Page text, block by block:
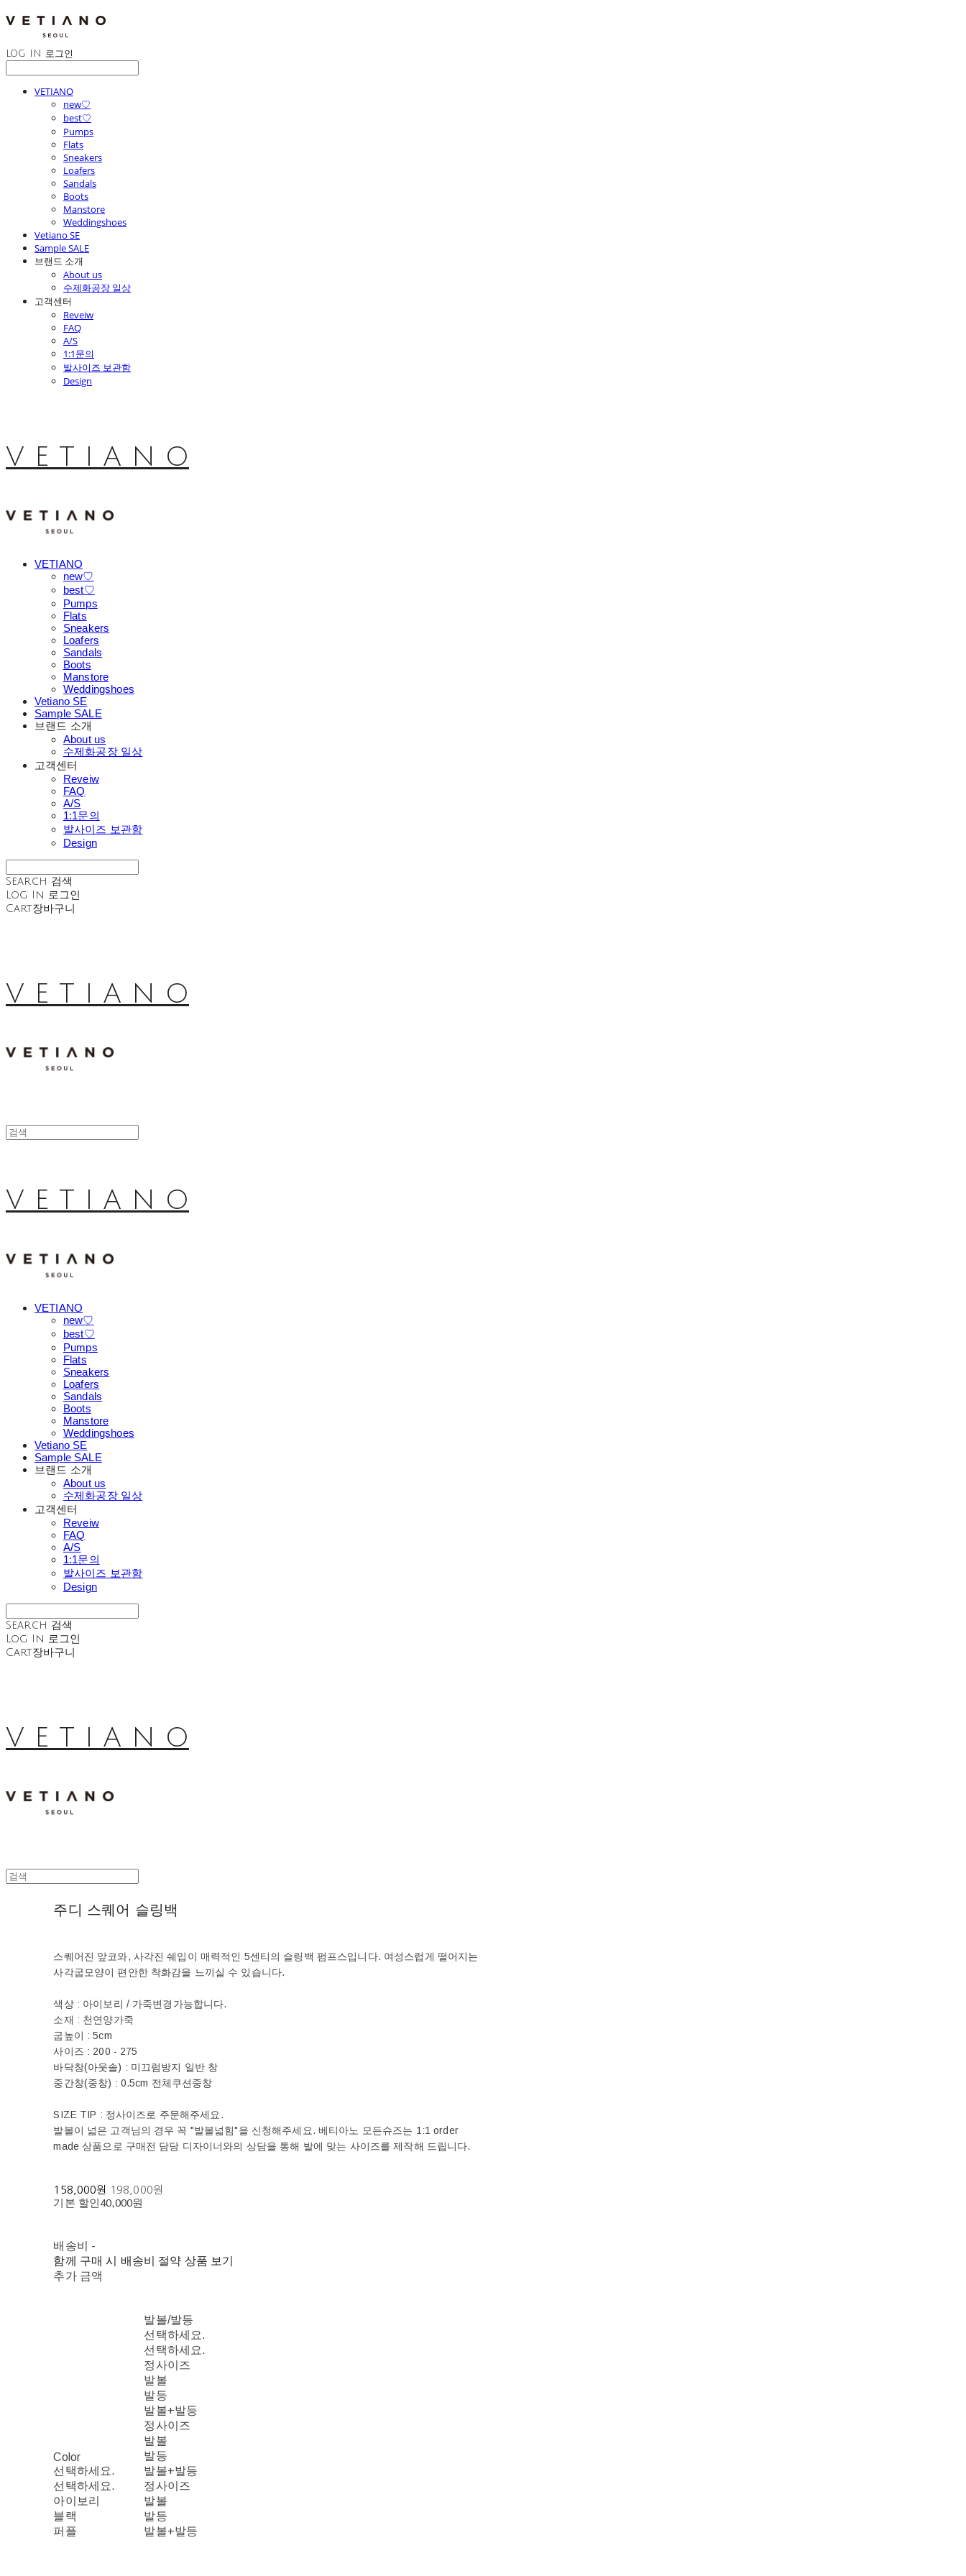
LOG IN 로그인
VETIANO
new♡
best♡
Pumps
Flats
Sneakers
Loafers
Sandals
Boots
Manstore
Weddingshoes
Vetiano SE
Sample SALE
브랜드 소개
About us
수제화공장 일상
고객센터
Reveiw
FAQ
A/S
1:1문의
발사이즈 보관함
Design
V E T I A N O
VETIANO
new♡
best♡
Pumps
Flats
Sneakers
Loafers
Sandals
Boots
Manstore
Weddingshoes
Vetiano SE
Sample SALE
브랜드 소개
About us
수제화공장 일상
고객센터
Reveiw
FAQ
A/S
1:1문의
발사이즈 보관함
Design
Search 검색
Log In 로그인
Cart장바구니
V E T I A N O
V E T I A N O
VETIANO
new♡
best♡
Pumps
Flats
Sneakers
Loafers
Sandals
Boots
Manstore
Weddingshoes
Vetiano SE
Sample SALE
브랜드 소개
About us
수제화공장 일상
고객센터
Reveiw
FAQ
A/S
1:1문의
발사이즈 보관함
Design
Search 검색
Log In 로그인
Cart장바구니
V E T I A N O
주디 스퀘어 슬링백
스퀘어진 앞코와, 사각진 쉐입이 매력적인 5센티의 슬링백 펌프스입니다. 여성스럽게 떨어지는
사각굽모양이 편안한 착화감을 느끼실 수 있습니다.
색상 : 아이보리 / 가죽변경가능합니다.
소재 : 천연양가죽
굽높이 : 5cm
사이즈 : 200 - 275
바닥창(아웃솔) : 미끄럼방지 일반 창
중간창(중창) : 0.5cm 전체쿠션중창
SIZE TIP : 정사이즈로 주문해주세요.
발볼이 넓은 고객님의 경우 꼭 "발볼넓힘"을 신청해주세요. 베티아노 모든슈즈는 1:1 order
made 상품으로 구매전 담당 디자이너와의 상담을 통해 발에 맞는 사이즈를 제작해 드립니다.
158,000원 198,000원
기본 할인40,000원
배송비 -
함께 구매 시 배송비 절약 상품 보기
추가 금액
Color
선택하세요.
선택하세요.
아이보리
블랙
퍼플
발볼/발등
선택하세요.
선택하세요.
정사이즈
발볼
발등
발볼+발등
정사이즈
발볼
발등
발볼+발등
정사이즈
발볼
발등
발볼+발등